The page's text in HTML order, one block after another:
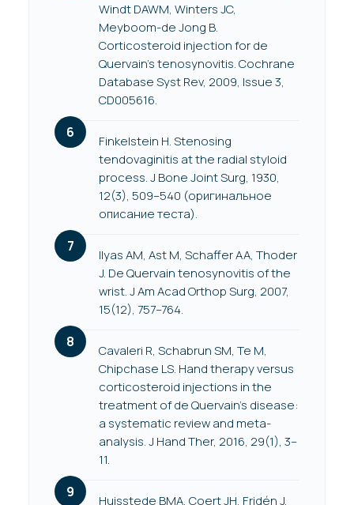
Windt DAWM, Winters JC,
Meyboom-de Jong B.
Corticosteroid injection for de
Quervain’s tenosynovitis. Cochrane
Database Syst Rev, 2009, Issue 3,
CD005616.
Finkelstein H. Stenosing
tendovaginitis at the radial styloid
process. J Bone Joint Surg, 1930,
12(3), 509–540 (оригинальное
описание теста).
Ilyas AM, Ast M, Schaffer AA, Thoder
J. De Quervain tenosynovitis of the
wrist. J Am Acad Orthop Surg, 2007,
15(12), 757–764.
Cavaleri R, Schabrun SM, Te M,
Chipchase LS. Hand therapy versus
corticosteroid injections in the
treatment of de Quervain’s disease:
a systematic review and meta-
analysis. J Hand Ther, 2016, 29(1), 3–
11.
Huisstede BMA, Coert JH, Fridén J,